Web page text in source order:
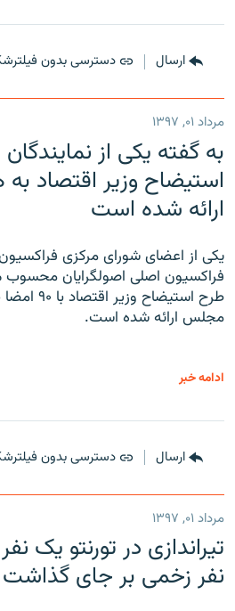
ارسال دسترسی بدون
مرداد ۰۱, ۱۳۹۷
به گفته یکی از
استیضاح وزیر اقتصاد
ارائه شده است
یکی از اعضای شورای مرکزی
فراکسیون اصلی اصولگرایان
طرح
مجلس ارائه شده است.
ادامه خبر
ارسال دسترسی بدون
مرداد ۰۱, ۱۳۹۷
نفر زخمی بر جای گذاشت